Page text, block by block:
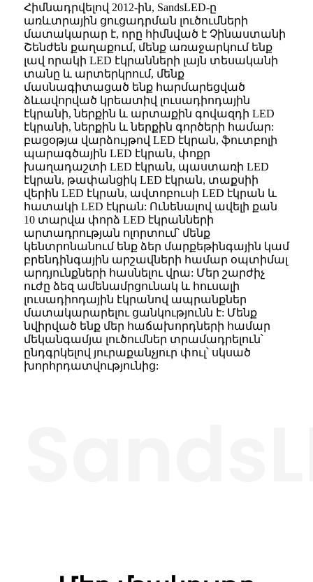
Հիմնադրվելով 2012-ին, SandsLED-ը
առևտրային ցուցադրման լուծումների
մատակարար է, որը հիմնված է Չինաստանի
Շենժեն քաղաքում, մենք առաջարկում ենք
լավ որակի LED էկրանների լայն տեսականի
տանը և արտերկրում, մենք
մասնագիտացած ենք հարմարեցված
ձևավորված կրեատիվ լուսադիոդային
էկրանի, ներքին և արտաքին գովազդի LED
էկրանի, ներքին և ներքին գործերի համար:
բացօթյա վարձույթով LED էկրան, ֆուտբոլի
պարագծային LED էկրան, փոքր
խաղադաշտի LED էկրան, պաստառի LED
էկրան, թափանցիկ LED էկրան, տաքսիի
վերին LED էկրան, ավտոբուսի LED էկրան և
հատակի LED էկրան: Ունենալով ավելի քան
10 տարվա փորձ LED էկրանների
արտադրության ոլորտում՝ մենք
կենտրոնանում ենք ձեր մարքեթինգային կամ
բրենդինգային արշավների համար օպտիմալ
արդյունքների հասնելու վրա: Մեր շարժիչ
ուժը ձեզ ամենամրցունակ և հուսալի
լուսադիոդային էկրանով ապրանքներ
մատակարարելու ցանկությունն է: Մենք
նվիրված ենք մեր հաճախորդների համար
մեկանգամյա լուծումներ տրամադրելուն՝
ընդգրկելով յուրաքանչյուր փուլ՝ սկսած
խորհրդատվությունից: